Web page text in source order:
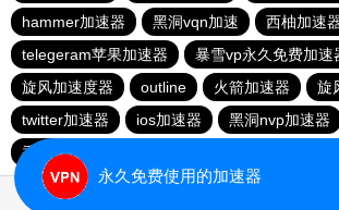
hammer加速器
黑洞vqn加速
西柚加速
telegeram苹果加速器
暴雪vp永久免费加速
旋风加速度器
outline 火箭加速器
旋
twitter加速器
ios加速器
黑洞nvp加速器
香蕉加速器官网
永久免费使用的加速器